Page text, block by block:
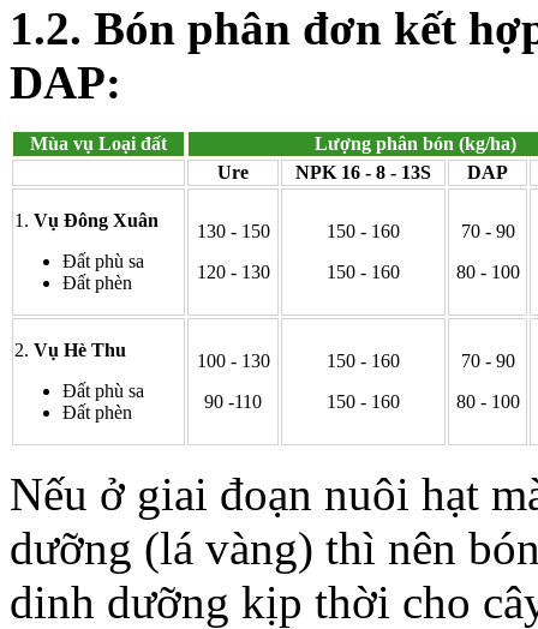
1.2. Bón phân đơn kết
DAP:
Mùa vụ Loại đất
Lượng phân bón (kg/ha)
Ure
NPK 16 - 8 - 13S DAP
1. Vụ Đông Xuân
Đất phù sa
Đất phèn
130 - 150
120 - 130
150 - 160
150 - 160
70 - 90
80 - 100
2. Vụ Hè Thu
Đất phù sa
Đất phèn
100 - 130
90 -110
150 - 160
150 - 160
70 - 90
80 - 100
Nếu ở giai đoạn nuôi hạt
dưỡng (lá vàng) thì nên
dinh dưỡng kịp thời cho